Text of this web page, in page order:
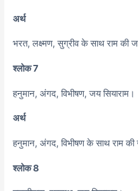
अर्थ
भरत, लक्ष्मण, सुग्रीव के साथ राम की
श्लोक 7
हनुमान, अंगद, विभीषण, जय सियाराम।
अर्थ
हनुमान, अंगद, विभीषण के साथ राम की
श्लोक 8